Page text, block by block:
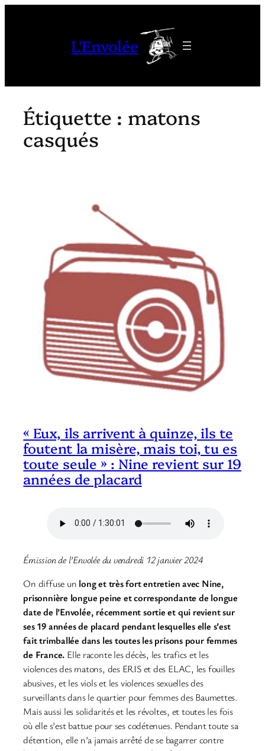
L'Envolée
Étiquette : matons
casqués
« Eux, ils arrivent à quinze, ils te
foutent la misère, mais toi, tu es
toute seule » : Nine revient sur 19
années de placard
Émission de l’Envolée du vendredi 12 janvier 2024
On diffuse un long et très fort entretien avec Nine,
prisonnière longue peine et correspondante de longue
date de l’Envolée, récemment sortie et qui revient sur
ses 19 années de placard pendant lesquelles elle s’est
fait trimballée dans les toutes les prisons pour femmes
de France. Elle raconte les décès, les trafics et les
violences des matons, des ERIS et des ELAC, les fouilles
abusives, et les viols et les violences sexuelles des
surveillants dans le quartier pour femmes des Baumettes.
Mais aussi les solidarités et les révoltes, et toutes les fois
où elle s’est battue pour ses codétenues. Pendant toute sa
détention, elle n’a jamais arrêté de se bagarrer contre